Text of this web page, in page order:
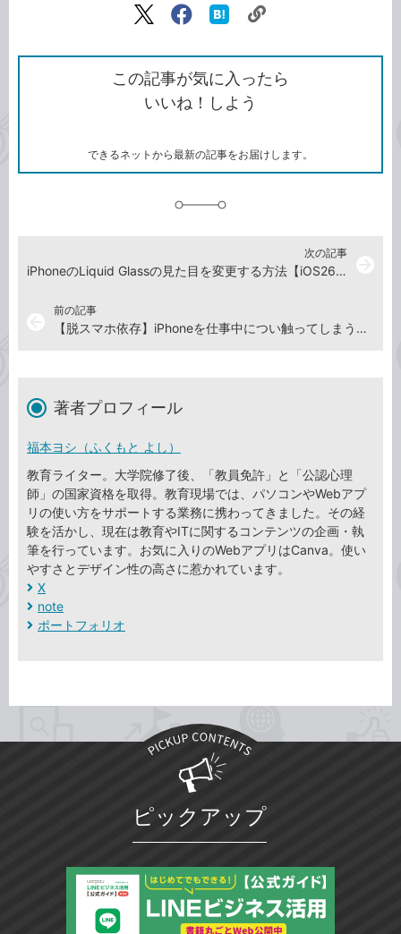
X（旧
で
シ
ェ
ア
Facebook
シ
ェ
ア
な
ッ
ク
ク
ク
を
コ
この記事が気に入ったら
いいね！しよう
できるネットから最新の記事をお届けします。
前の記事
【脱スマホ依存】iPhoneを仕事中につい触ってしまうのを防ぐ「カラーフィルタ」活用法
次の記事
iPhoneのLiquid Glassの見た目を変更する方法【iOS26.1】
著者プロフィール
福本ヨシ（ふくもと よし）
教育ライター。大学院修了後、「教員免許」と「公認心理
師」の国家資格を取得。教育現場では、パソコンやWebアプ
リの使い方をサポートする業務に携わってきました。その経
験を活かし、現在は教育やITに関するコンテンツの企画・執
筆を行っています。お気に入りのWebアプリはCanva。使い
やすさとデザイン性の高さに惹かれています。
X
note
ポートフォリオ
ピックアップ